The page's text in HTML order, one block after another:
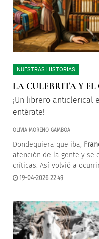
NUESTRAS HISTORIAS
LA CULEBRITA Y
¡Un librero anticlerical
entérate!
OLIVIA MORENO GAMBOA
Dondequiera que iba,
atención de la gente y se
críticas. Así volvió a
19-04-2026 22:49